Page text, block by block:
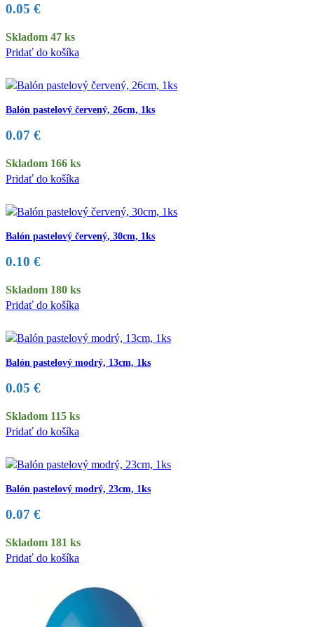
0.05 €
Skladom 47 ks
Pridať do košíka
Balón pastelový červený, 26cm, 1ks
0.07 €
Skladom 166 ks
Pridať do košíka
Balón pastelový červený, 30cm, 1ks
0.10 €
Skladom 180 ks
Pridať do košíka
Balón pastelový modrý, 13cm, 1ks
0.05 €
Skladom 115 ks
Pridať do košíka
Balón pastelový modrý, 23cm, 1ks
0.07 €
Skladom 181 ks
Pridať do košíka